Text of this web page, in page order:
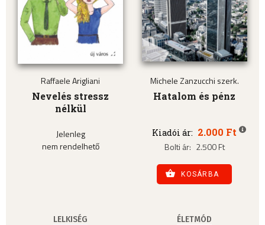
Raffaele Arigliani
Nevelés stressz
nélkül
Jelenleg
nem rendelhető
Michele Zanzucchi szerk.
Hatalom és pénz
Kiadói ár: 2.000 Ft
Bolti ár: 2.500 Ft
KOSÁRBA
LELKISÉG ÉLETMÓD